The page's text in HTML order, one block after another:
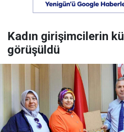
Kadın girişimcilerin
görüşüldü